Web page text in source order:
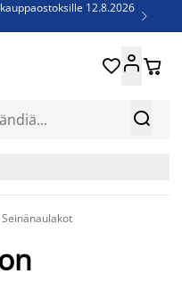
12.8.2026

jopa 60% 
 
Seinänaulakot